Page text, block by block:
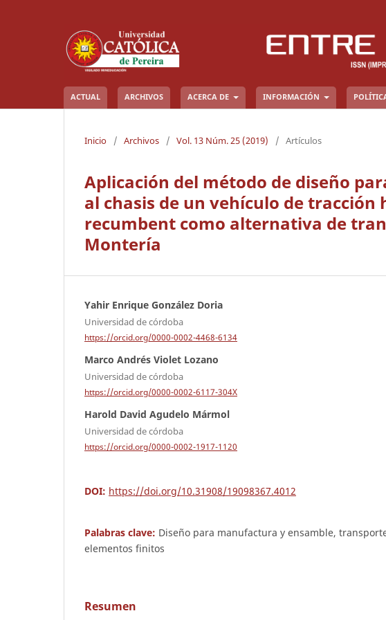
ACTUAL ARCHIVOS ACERCA DE INFORMACIÓN
Inicio / Archivos / Vol. 13 Núm. 25 (2019) / Artículos
Aplicación del método de diseño
al chasis de un vehículo de
recumbent como alternativa de
Montería
Yahir Enrique González Doria
Universidad de córdoba
https://orcid.org/0000-0002-4468-6134
Marco Andrés Violet Lozano
Universidad de córdoba
https://orcid.org/0000-0002-6117-304X
Harold David Agudelo Mármol
Universidad de córdoba
https://orcid.org/0000-0002-1917-1120
DOI: https://doi.org/10.31908/19098367.4012
Palabras clave: Diseño para manufactura y ensamble,
elementos finitos
Resumen